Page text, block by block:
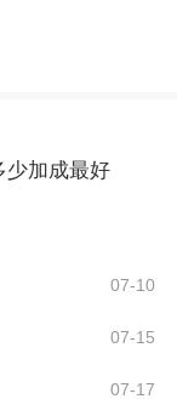
少加成最好
07-10
07-15
07-17